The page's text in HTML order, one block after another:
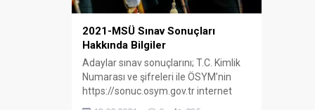
2021-MSÜ Sınav Sonuçları
Hakkında Bilgiler
Adaylar sınav sonuçlarını; T.C. Kimlik
Numarası ve şifreleri ile ÖSYM’nin
https://sonuc.osym.gov.tr internet